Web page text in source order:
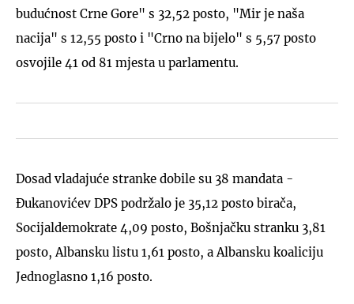
budućnost Crne Gore" s 32,52 posto, "Mir je naša
nacija" s 12,55 posto i "Crno na bijelo" s 5,57 posto
osvojile 41 od 81 mjesta u parlamentu.
Dosad vladajuće stranke dobile su 38 mandata -
Đukanovićev DPS podržalo je 35,12 posto birača,
Socijaldemokrate 4,09 posto, Bošnjačku stranku 3,81
posto, Albansku listu 1,61 posto, a Albansku koaliciju
Jednoglasno 1,16 posto.